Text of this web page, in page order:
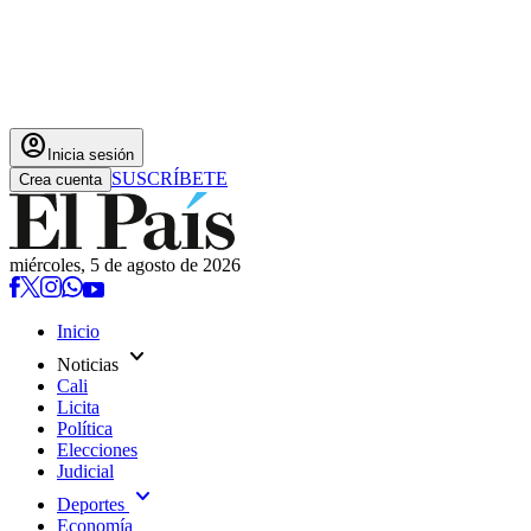
account_circle Inicia sesión
Crea cuenta SUSCRÍBETE
miércoles, 5 de agosto de 2026
Inicio
Noticias expand_more
Cali
Licita
Política
Elecciones
Judicial
Deportes expand_more
Economía